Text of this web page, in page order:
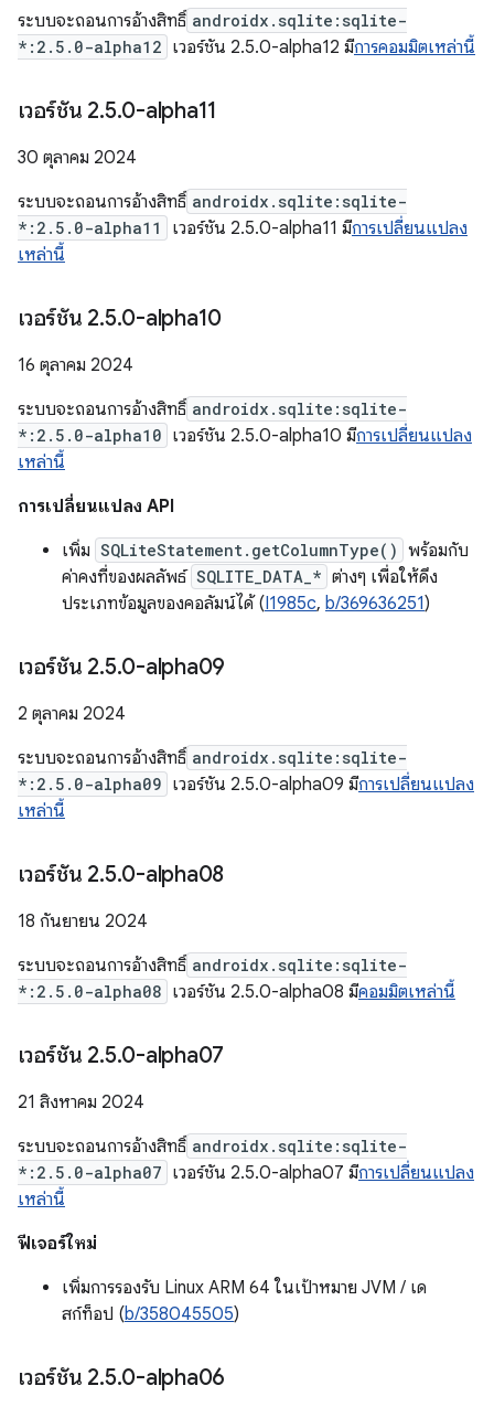
ระบบจะถอนการอ้างสิทธิ์ androidx.sqlite:sqlite-
*:2.5.0-alpha12 เวอร์ชัน 2.5.0-alpha12 มีการคอมมิตเหล่านี้
เวอร์ชัน 2.5.0-alpha11
30 ตุลาคม 2024
ระบบจะถอนการอ้างสิทธิ์ androidx.sqlite:sqlite-
*:2.5.0-alpha11
เวอร์ชัน 2.5.0-alpha11 มีการเปลี่ยนแปลง
เหล่านี้
เวอร์ชัน 2.5.0-alpha10
16 ตุลาคม 2024
ระบบจะถอนการอ้างสิทธิ์ androidx.sqlite:sqlite-
*:2.5.0-alpha10 เวอร์ชัน 2.5.0-alpha10 มีการเปลี่ยนแปลง
เหล่านี้
การเปลี่ยนแปลง API
เพิ่ม SQLiteStatement.getColumnType() พร้อมกับ
ค่าคงที่ของผลลัพธ์ SQLITE_DATA_* ต่างๆ เพื่อให้ดึง
ประเภทข้อมูลของคอลัมน์ได้ (I1985c, b/369636251)
เวอร์ชัน 2.5.0-alpha09
2 ตุลาคม 2024
ระบบจะถอนการอ้างสิทธิ์ androidx.sqlite:sqlite-
*:2.5.0-alpha09 เวอร์ชัน 2.5.0-alpha09 มีการเปลี่ยนแปลง
เหล่านี้
เวอร์ชัน 2.5.0-alpha08
18 กันยายน 2024
ระบบจะถอนการอ้างสิทธิ์ androidx.sqlite:sqlite-
*:2.5.0-alpha08 เวอร์ชัน 2.5.0-alpha08 มีคอมมิตเหล่านี้
เวอร์ชัน 2.5.0-alpha07
21 สิงหาคม 2024
ระบบจะถอนการอ้างสิทธิ์ androidx.sqlite:sqlite-
*:2.5.0-alpha07 เวอร์ชัน 2.5.0-alpha07 มีการเปลี่ยนแปลง
เหล่านี้
ฟีเจอร์ใหม่
เพิ่มการรองรับ Linux ARM 64 ในเป้าหมาย JVM / เด
สก์ท็อป (b/358045505)
เวอร์ชัน 2.5.0-alpha06